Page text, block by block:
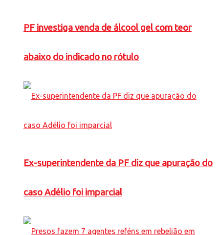
PF investiga venda de álcool gel com teor
abaixo do indicado no rótulo
Ex-superintendente da PF diz que apuração do
caso Adélio foi imparcial